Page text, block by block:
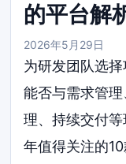
的平台解
2026年5月29日
为研发团队选
能否与需求管
理、持续交付
年值得关注的